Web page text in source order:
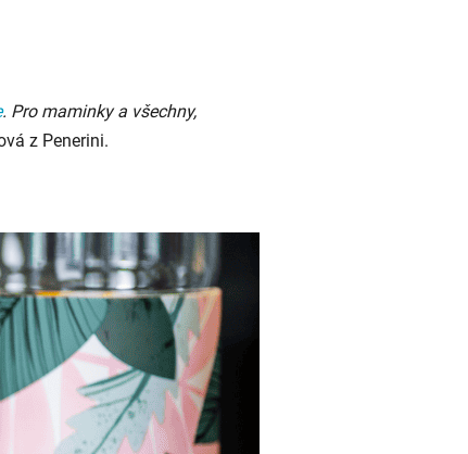
. Pro maminky a všechny,
z Penerini.